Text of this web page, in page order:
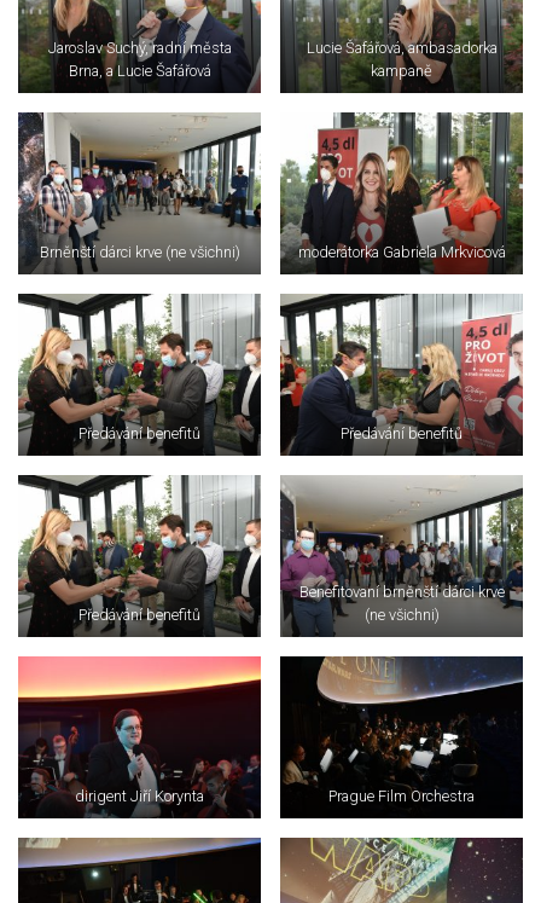
Jaroslav Suchý, radní města
Brna, a Lucie Šafářová
Lucie Šafářová, ambasadorka
kampaně
Brněnští dárci krve (ne všichni) moderátorka Gabriela Mrkvicová
Předávání benefitů Předávání benefitů
Předávání benefitů
Benefitovaní brněnští dárci krve
(ne všichni)
dirigent Jiří Korynta Prague Film Orchestra